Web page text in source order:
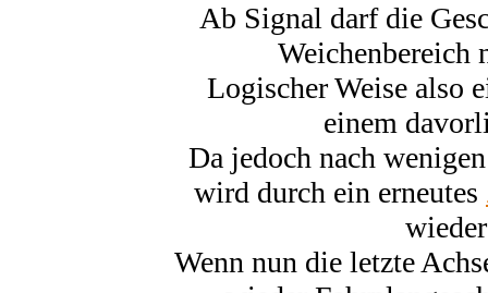
Ab Signal darf die
Weichenbereich
Logischer Weise also
einem
Da jedoch nach
wird durch ein erneutes
Wenn nun die letzte